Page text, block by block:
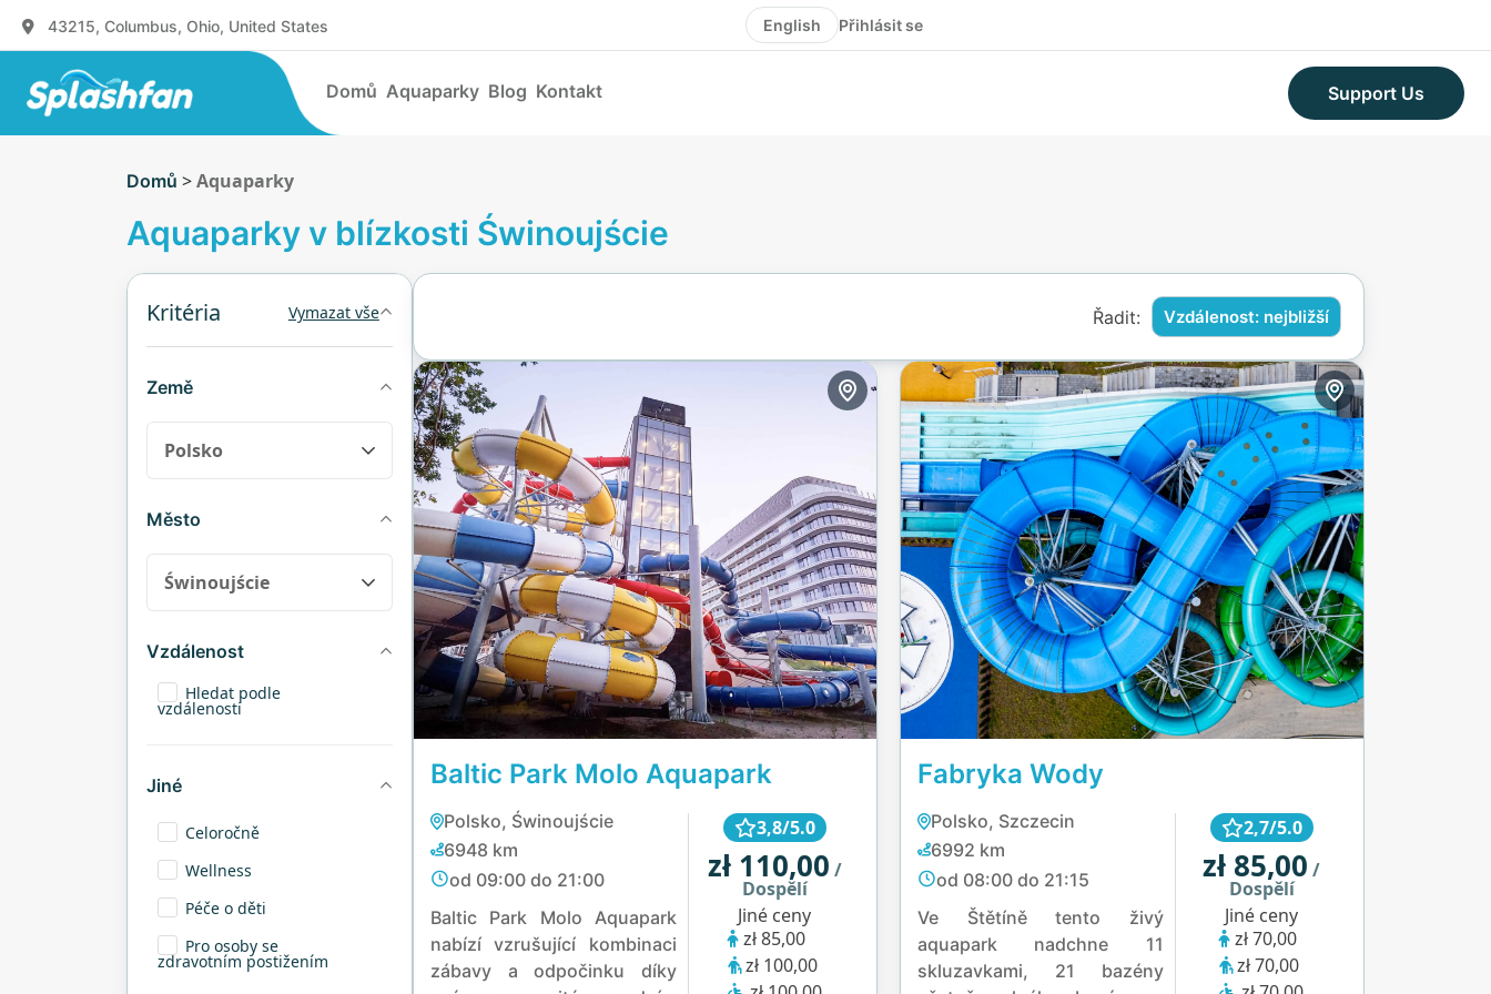
43215, Columbus, Ohio, United States English Přihlásit se
Domů Aquaparky Blog Kontakt Support Us
Domů >Aquaparky
Aquaparky v blízkosti Świnoujście
Kritéria Vymazat vše
Země
Město
Vzdálenost
Hledat podle
vzdálenosti
Jiné
Celoročně
Wellness
Péče o děti
Pro osoby se
zdravotním postižením
Řadit: Vzdálenost: nejbližší
Baltic Park Molo Aquapark
Polsko, Świnoujście
6948 km
od 09:00 do 21:00
Baltic Park Molo Aquapark
nabízí vzrušující kombinaci
zábavy a odpočinku díky
3,8/5.0
zł 110,00 /
Dospělí
Jiné ceny
zł 85,00
zł 100,00
Fabryka Wody
Polsko, Szczecin
6992 km
od 08:00 do 21:15
Ve Štětíně tento živý
aquapark nadchne 11
skluzavkami, 21 bazény
2,7/5.0
zł 85,00 /
Dospělí
Jiné ceny
zł 70,00
zł 70,00